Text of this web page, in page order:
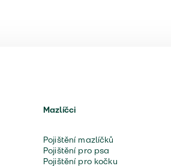
Mazlíčci
Pojištění mazlíčků
Pojištění pro psa
Pojištění pro kočku